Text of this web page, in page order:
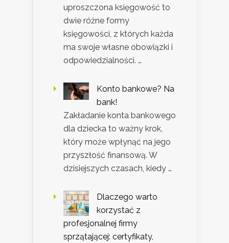
uproszczona księgowość to
dwie różne formy
księgowości, z których każda
ma swoje własne obowiązki i
odpowiedzialności. …
Konto bankowe? Na
bank!
Zakładanie konta bankowego
dla dziecka to ważny krok,
który może wpłynąć na jego
przyszłość finansową. W
dzisiejszych czasach, kiedy …
Dlaczego warto
korzystać z
profesjonalnej firmy
sprzątającej: certyfikaty,